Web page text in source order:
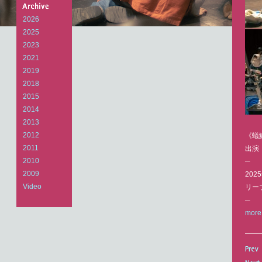
Arts
Laboratory
2026
2025
2023
2021
2019
2018
2015
2014
2013
2012
2011
2010
2009
Video
《
出演
─
リー
─